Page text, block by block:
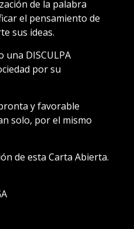
de la palabra
el pensamiento de
sus ideas.
una DISCULPA
por su
y favorable
solo, por el mismo
de esta Carta Abierta.